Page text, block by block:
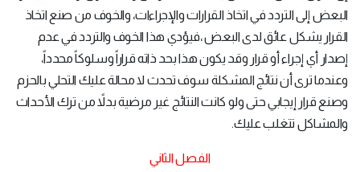
البعض إلى التردد في اتخاذ القرارات والإجراءات، والخوف من صنع اتخاذ
القرار يشكل عائق لدى البعض ،فيؤدي هذا الخوف والتردد في عدم
إصدار أي إجراء أو قرار وقد يكون هذا بحد ذاته قراراً وسلوكاً محدداً،
وعندما ترى أن نتائج المشكلة سوف تحدث لا محالة عليك التحلي بالحزم
وصنع قرار إيجابي حتى ولو كانت النتائج غير مرضية بدلاً من ترك الأحداث
والمشاكل تتغلب عليك.
الفصل الثاني